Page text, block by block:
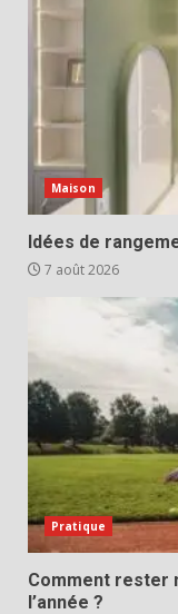
Maison
Idées de
7 août 2026
Pratique
Comment rester
l’année ?